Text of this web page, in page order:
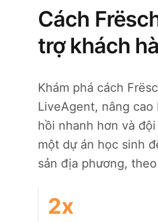
Cách
trợ khách
Khám phá cách
LiveAgent, nâng
hồi nhanh hơn và
một dự án học sinh
sản địa phương,
2x